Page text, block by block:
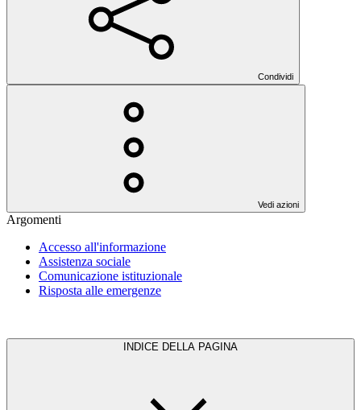
Condividi
Vedi azioni
Argomenti
Accesso all'informazione
Assistenza sociale
Comunicazione istituzionale
Risposta alle emergenze
INDICE DELLA PAGINA